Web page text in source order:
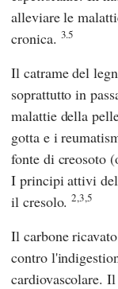
alleviare le
cronica. 3.5
Il catrame del
soprattutto in
malattie della
gotta e i
fonte di creosoto
I principi attivi
il cresolo.2,3,5
Il carbone
contro
cardiovascolare.